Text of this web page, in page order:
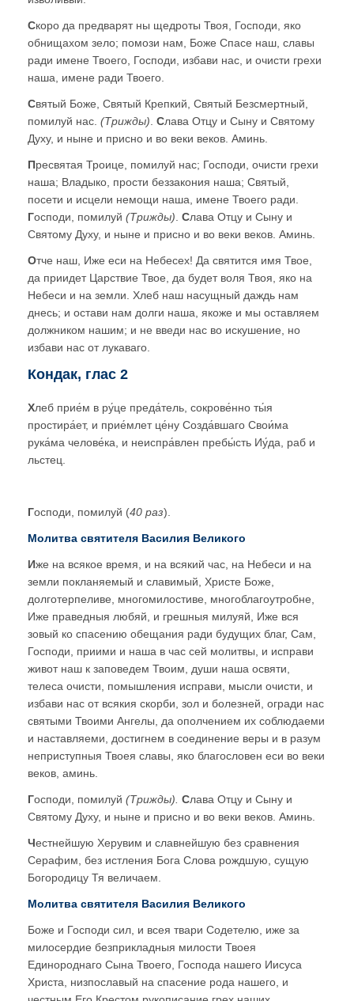
Скоро да предварят ны щедроты Твоя, Господи, яко
обнищахом зело; помози нам, Боже Спасе наш, славы
ради имене Твоего, Господи, избави нас, и очисти грехи
наша, имене ради Твоего.
Святый Боже, Святый Крепкий, Святый Безсмертный,
помилуй нас. (Трижды) Слава Отцу и Сыну и Святому
Духу, и ныне и присно и во веки веков. Аминь.
Пресвятая Троице, помилуй нас; Господи, очисти грехи
наша; Владыко, прости беззакония наша; Святый,
посети и исцели немощи наша, имене Твоего ради.
Господи, помилуй (Трижды) Слава Отцу и Сыну и
Святому Духу, и ныне и присно и во веки веков. Аминь.
Отче наш, Иже еси на Небесех! Да святится имя Твое,
да приидет Царствие Твое, да будет воля Твоя, яко на
Небеси и на земли. Хлеб наш насущный даждь нам
днесь; и остави нам долги наша, якоже и мы оставляем
должником нашим; и не введи нас во искушение, но
избави нас от лукаваго.
Кондак, глас 2
Хлеб прие́м в ру́це преда́тель, сокрове́нно ты́я
простира́ет, и прие́млет це́ну Созда́вшаго Свои́ма
рука́ма челове́ка, и неиспра́влен пребы́сть Иу́да, раб и
льстец.
Господи, помилуй (40 раз).
Молитва святителя Василия Великого
Иже на всякое время, и на всякий час, на Небеси и на
земли покланяемый и славимый, Христе Боже,
долготерпеливе, многомилостиве, многоблагоутробне,
Иже праведныя любяй, и грешныя милуяй, Иже вся
зовый ко спасению обещания ради будущих благ, Сам,
Господи, приими и наша в час сей молитвы, и исправи
живот наш к заповедем Твоим, души наша освяти,
телеса очисти, помышления исправи, мысли очисти, и
избави нас от всякия скорби, зол и болезней, огради нас
святыми Твоими Ангелы, да ополчением их соблюдаеми
и наставляеми, достигнем в соединение веры и в разум
неприступныя Твоея славы, яко благословен еси во веки
веков, аминь.
Господи, помилуй (Трижды). Слава Отцу и Сыну и
Святому Духу, и ныне и присно и во веки веков. Аминь.
Честнейшую Херувим и славнейшую без сравнения
Серафим, без истления Бога Слова рождшую, сущую
Богородицу Тя величаем.
Молитва святителя Василия Великого
Боже и Господи сил, и всея твари Содетелю, иже за
милосердие безприкладныя милости Твоея
Единороднаго Сына Твоего, Господа нашего Иисуса
Христа, низпославый на спасение рода нашего, и